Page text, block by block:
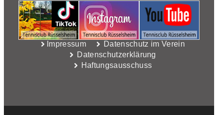
Impressum
Datenschutz im Verein
Datenschutzerklärung
Haftungsausschuss